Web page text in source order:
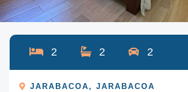
2 2 2
JARABACOA ,JARABACOA